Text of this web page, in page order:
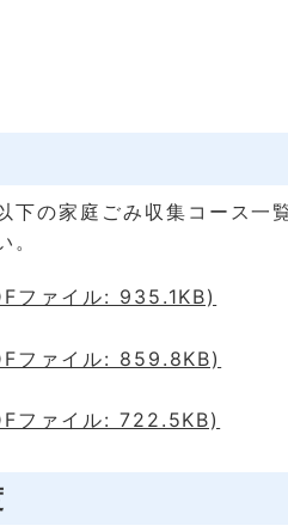
下の家庭ごみ収集コース一
。
ファイル: 935.1KB)
ファイル: 859.8KB)
ファイル: 722.5KB)